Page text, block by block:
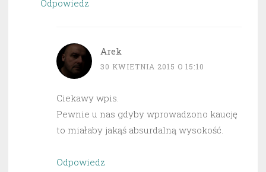
Odpowiedz
Arek
30 KWIETNIA 2015 O 15:10
Ciekawy wpis.
Pewnie u nas gdyby wprowadzono kaucję
to miałaby jakąś absurdalną wysokość.
Odpowiedz